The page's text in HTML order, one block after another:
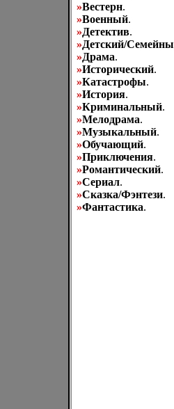
»Вестерн.
»Военный.
»Детектив.
»Детский/
»Драма.
»Исторический.
»Катастрофы.
»История.
»Криминальный.
»Мелодрама.
»Музыкальный.
»Обучающий.
»Приключения.
»Романтический.
»Сериал.
»Сказка/Фэнтези.
»Фантастика.